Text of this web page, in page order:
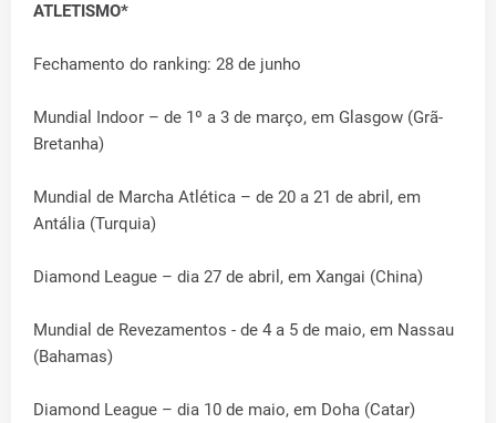
ATLETISMO*
Fechamento do ranking: 28 de junho
Mundial Indoor – de 1º a 3 de março, em Glasgow (Grã-
Bretanha)
Mundial de Marcha Atlética – de 20 a 21 de abril, em
Antália (Turquia)
Diamond League – dia 27 de abril, em Xangai (China)
Mundial de Revezamentos - de 4 a 5 de maio, em Nassau
(Bahamas)
Diamond League – dia 10 de maio, em Doha (Catar)